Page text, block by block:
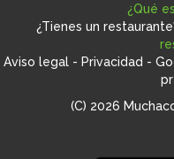
¿Qué
¿Tienes un
Aviso legal - Privacidad -
(C) 2026